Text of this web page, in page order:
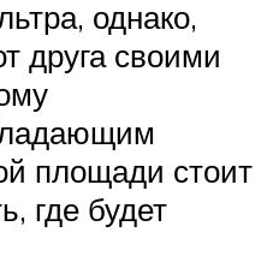
однако,
друга своими
площади стоит
где будет